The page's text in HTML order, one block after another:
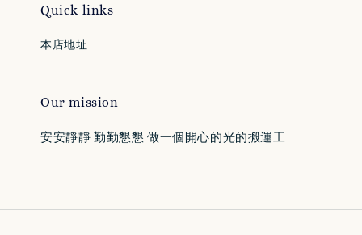
Quick links
本店地址
Our mission
安安靜靜 勤勤懇懇 做一個開心的光的搬運工